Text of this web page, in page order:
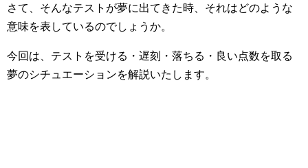
さて、そんなテストが夢に出てきた時、それはどのような
意味を表しているのでしょうか。
今回は、テストを受ける・遅刻・落ちる・良い点数を取る
夢のシチュエーションを解説いたします。